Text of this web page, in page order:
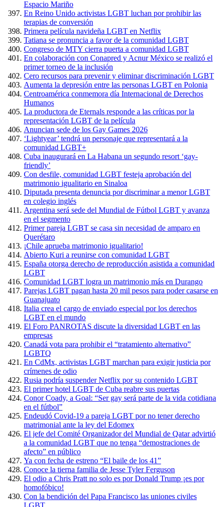
Espacio Mariño
En Reino Unido activistas LGBT luchan por prohibir las
terapias de conversión
Primera película navideña LGBT en Netflix
Tatiana se pronuncia a favor de la comunidad LGBT
Congreso de MTY cierra puerta a comunidad LGBT
En colaboración con Conapred y Acnur México se realizó el
primer torneo de la inclusión
Cero recursos para prevenir y eliminar discriminación LGBT
Aumenta la depresión entre las personas LGBT en Polonia
Centroamérica conmemora día Internacional de Derechos
Humanos
La productora de Eternals responde a las críticas por la
representación LGBT de la película
Anuncian sede de los Gay Games 2026
‘Lightyear’ tendrá un personaje que representará a la
comunidad LGBT+
Cuba inaugurará en La Habana un segundo resort ‘gay-
friendly’
Con desfile, comunidad LGBT festeja aprobación del
matrimonio igualitario en Sinaloa
Diputada presenta denuncia por discriminar a menor LGBT
en colegio inglés
Argentina será sede del Mundial de Fútbol LGBT y avanza
en el segmento
Primer pareja LGBT se casa sin necesidad de amparo en
Querétaro
¡Chile aprueba matrimonio igualitario!
Abierto Kuri a reunirse con comunidad LGBT
España otorga derecho de reproducción asistida a comunidad
LGBT
Comunidad LGBT logra un matrimonio más en Durango
Parejas LGBT pagan hasta 20 mil pesos para poder casarse en
Guanajuato
Italia crea el cargo de enviado especial por los derechos
LGBT en el mundo
El Foro PANROTAS discute la diversidad LGBT en las
empresas
Canadá vota para prohibir el “tratamiento alternativo”
LGBTQ
En CdMx, activistas LGBT marchan para exigir justicia por
crímenes de odio
Rusia podría suspender Netflix por su contenido LGBT
El primer hotel LGBT de Cuba reabre sus puertas
Conor Coady, a Goal: “Ser gay será parte de la vida cotidiana
en el fútbol”
Endeudó Covid-19 a pareja LGBT por no tener derecho
matrimonial ante la ley del Edomex
El jefe del Comité Organizador del Mundial de Qatar advirtió
a la comunidad LGBT que no tenga “demostraciones de
afecto” en público
Ya con fecha de estreno “El baile de los 41”
Conoce la tierna familia de Jesse Tyler Ferguson
El odio a Chris Pratt no solo es por Donald Trump ¡es por
homofóbico!
Con la bendición del Papa Francisco las uniones civiles
LGBT